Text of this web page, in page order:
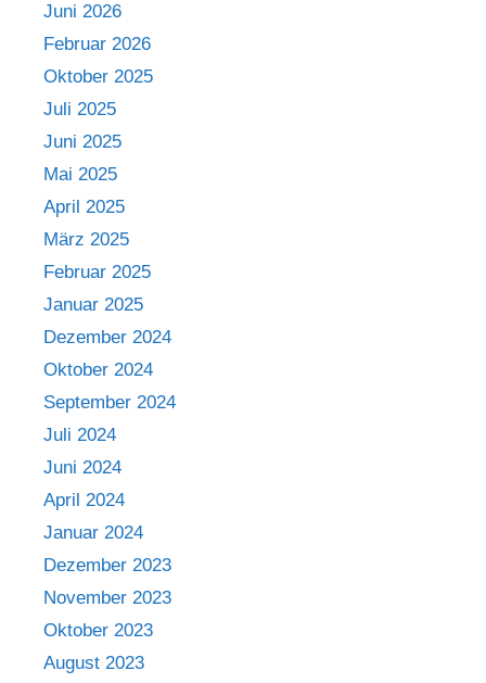
Juni 2026
Februar 2026
Oktober 2025
Juli 2025
Juni 2025
Mai 2025
April 2025
März 2025
Februar 2025
Januar 2025
Dezember 2024
Oktober 2024
September 2024
Juli 2024
Juni 2024
April 2024
Januar 2024
Dezember 2023
November 2023
Oktober 2023
August 2023